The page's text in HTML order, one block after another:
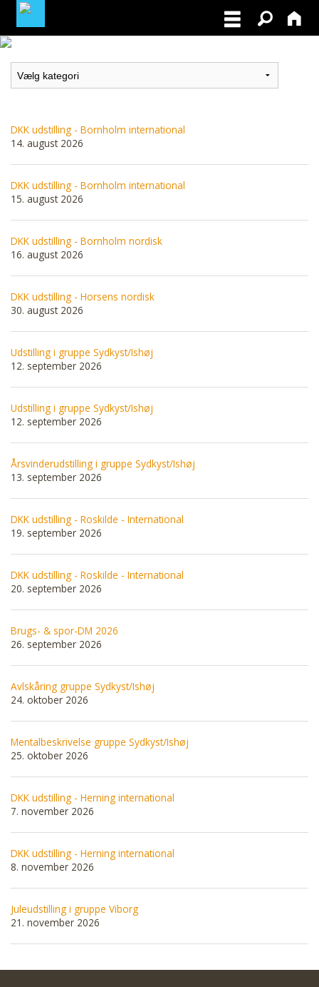
MEDLEMSLOGIN
DKK udstilling - Bornholm international
14. august 2026
DKK udstilling - Bornholm international
15. august 2026
DKK udstilling - Bornholm nordisk
16. august 2026
DKK udstilling - Horsens nordisk
30. august 2026
Udstilling i gruppe Sydkyst/Ishøj
12. september 2026
Udstilling i gruppe Sydkyst/Ishøj
12. september 2026
Årsvinderudstilling i gruppe Sydkyst/Ishøj
13. september 2026
DKK udstilling - Roskilde - International
19. september 2026
DKK udstilling - Roskilde - International
20. september 2026
Brugs- & spor-DM 2026
26. september 2026
Avlskåring gruppe Sydkyst/Ishøj
24. oktober 2026
Mentalbeskrivelse gruppe Sydkyst/Ishøj
25. oktober 2026
DKK udstilling - Herning international
7. november 2026
DKK udstilling - Herning international
8. november 2026
Juleudstilling i gruppe Viborg
21. november 2026